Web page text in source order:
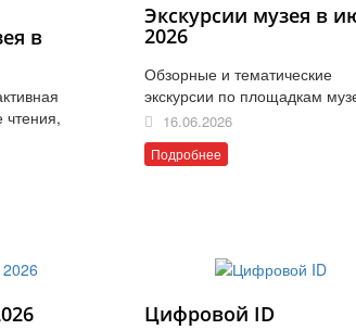
в
чтения,
Экскурсии музея в
2026
Обзорные и тематические
экскурсии по площадкам
16.06.2026
Подробнее
Цифровой ID